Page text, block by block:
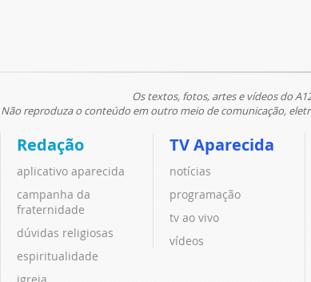
Os textos, fotos, artes e vídeos do
Não reproduza o conteúdo em outro meio de comunicação,
Redação
aplicativo aparecida
campanha da
fraternidade
dúvidas religiosas
espiritualidade
igreja
TV Aparecida
notícias
programação
tv ao vivo
vídeos